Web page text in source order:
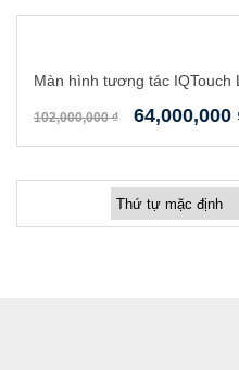
Màn hình tương tác IQTouch
102,000,000₫ 64,000,000